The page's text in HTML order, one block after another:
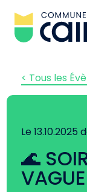
< Tous les
Le 13.10.2025
🌊